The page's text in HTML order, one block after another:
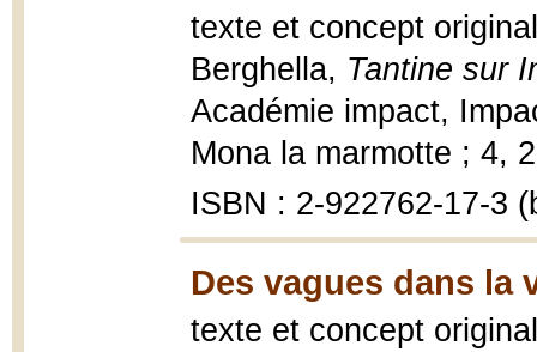
texte et concept
Berghella, Tantine sur
Académie impact,
Mona la marmotte ; 4,
ISBN : 2-922762-17-3
Des vagues dans la
texte et concept